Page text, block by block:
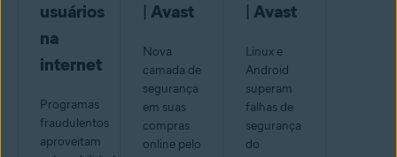
usuários
na
internet
Programas
fraudulentos
aproveitam
| Avast
Nova
camada de
segurança
em suas
compras
online pelo
| Avast
Linux e
Android
superam
falhas de
segurança
do